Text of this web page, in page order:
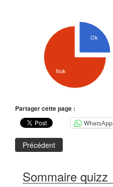
Ok
Nok
Partager cette page :
WhatsApp
Précédent
Sommaire quizz